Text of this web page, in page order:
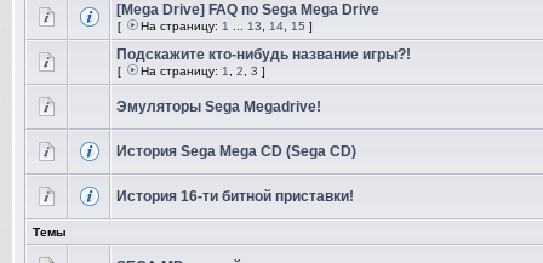
[Mega Drive] FAQ по Sega Mega Drive
[ На страницу: 1 13 14 15 ]
Подскажите кто-нибудь название игры?!
[ На страницу: 1 2 3 ]
Эмуляторы Sega Megadrive!
История Sega Mega CD (Sega CD)
История 16-ти битной приставки!
Темы